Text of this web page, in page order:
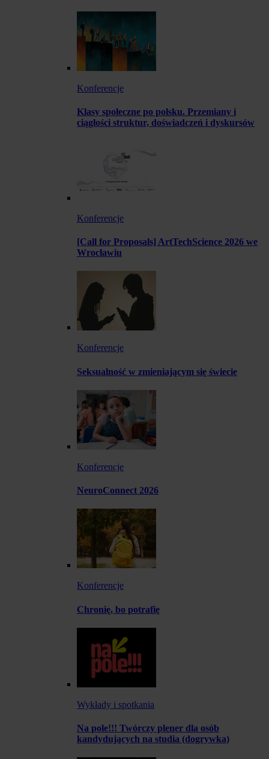
Konferencje
Klasy społeczne po polsku. Przemiany i
ciągłości struktur, doświadczeń i dyskursów
Konferencje
[Call for Proposals] ArtTechScience 2026 we
Wrocławiu
Konferencje
Seksualność w zmieniającym się świecie
Konferencje
NeuroConnect 2026
Konferencje
Chronię, bo potrafię
Wykłady i spotkania
Na pole!!! Twórczy plener dla osób
kandydujących na studia (dogrywka)